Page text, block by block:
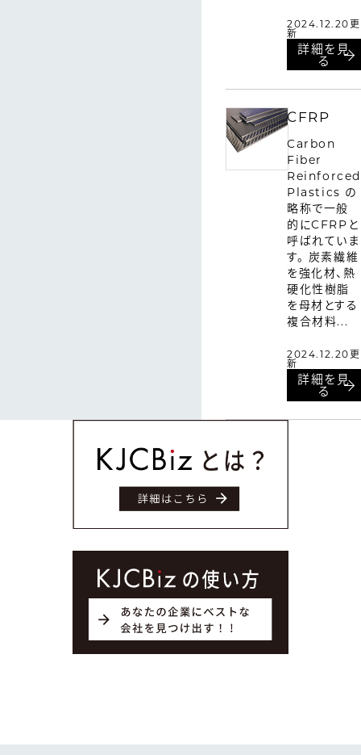
2024.12.20更
新
詳細を見
る
CFRP
Carbon
Fiber
Reinforced
Plastics の
略称で一般
的にCFRPと
呼ばれていま
す。 炭素繊維
を強化材、熱
硬化性樹脂
を母材とする
複合材料...
2024.12.20更
新
詳細を見
る